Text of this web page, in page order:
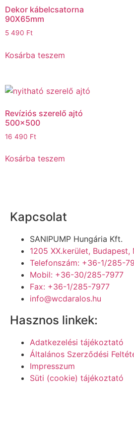
Dekor kábelcsatorna
90X65mm
5 490 Ft
Kosárba teszem
Revíziós szerelő ajtó
500×500
16 490 Ft
Kosárba teszem
Kapcsolat
SANIPUMP Hungária Kft.
1205 XX.kerület,
Telefonszám: +36-1/285-
Mobil: +36-30/285-7977
Fax: +36-1/285-7977
info@wcdaralos.hu
Hasznos linkek:
Adatkezelési tájékoztató
Általános Szerződési
Impresszum
Süti (cookie) tájékoztató